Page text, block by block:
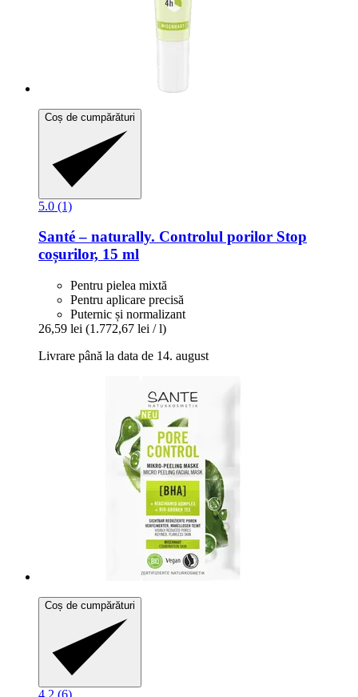
Coș de cumpărături
5.0 (1)
Santé – naturally. Controlul porilor Stop
coșurilor, 15 ml
Pentru pielea mixtă
Pentru aplicare precisă
Puternic și normalizant
26,59 lei (1.772,67 lei / l)
Livrare până la data de 14. august
Coș de cumpărături
4.2 (6)